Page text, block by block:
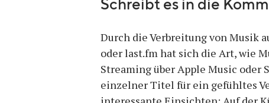
Schreibt es in die
Durch die Verbreitung von Musik
oder last.fm hat sich die Art, wie
Streaming über Apple Music oder
einzelner Titel für ein gefühltes